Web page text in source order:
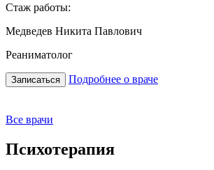
Стаж работы:
Медведев Никита Павлович
Реаниматолог
Записаться Подробнее о враче
Все врачи
Психотерапия